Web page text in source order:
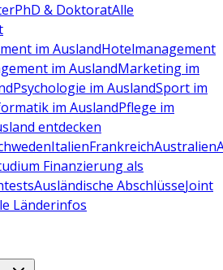
PhD & DoktoratAlle
im AuslandHotelmanagement
im AuslandMarketing im
Psychologie im AuslandSport im
im AuslandPflege im
entdecken
ItalienFrankreichAustralien
Finanzierung als
Ausländische AbschlüsseJoint
Länderinfos